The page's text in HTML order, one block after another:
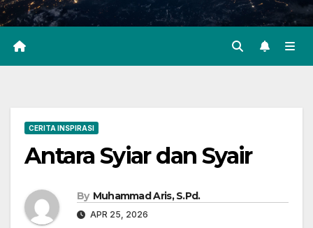
CERITA INSPIRASI
Antara Syiar dan Syair
By Muhammad Aris, S.Pd.
APR 25, 2026